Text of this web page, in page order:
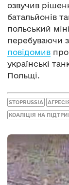
озвучив
батальйонів
польський
перебуваючи
повідомив
українські
Польщі.
STOPRUSSIA
КОАЛІЦІЯ НА